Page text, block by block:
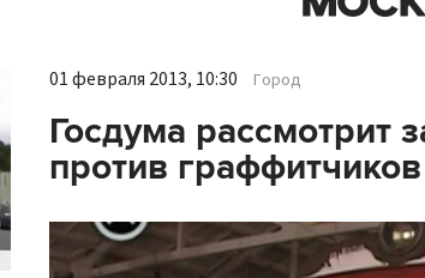
01 февраля 2013, 10:30 Город
Госдума рассмотрит
против